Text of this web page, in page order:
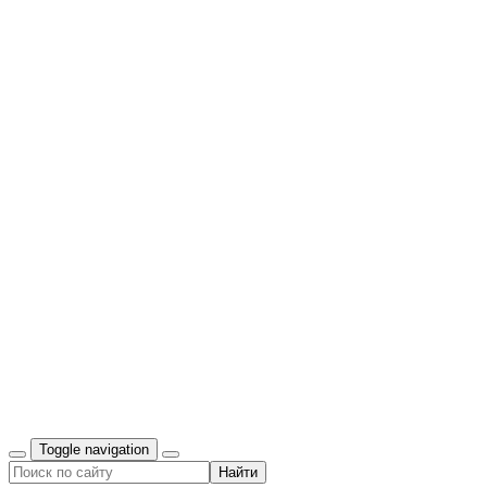
Toggle navigation